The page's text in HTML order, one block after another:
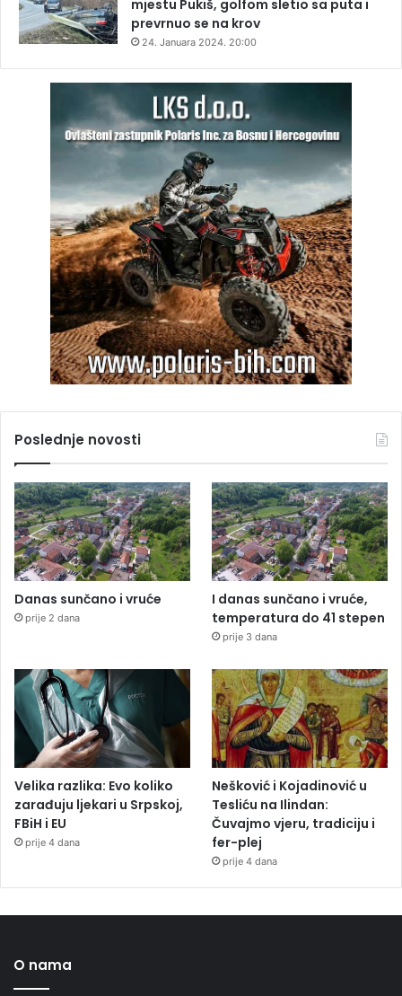
mjestu Pukiš, golfom sletio sa puta i
prevrnuo se na krov
24. Januara 2024. 20:00
Poslednje novosti
Danas sunčano i vruće
prije 2 dana
I danas sunčano i vruće,
temperatura do 41 stepen
prije 3 dana
Velika razlika: Evo koliko
zarađuju ljekari u Srpskoj,
FBiH i EU
prije 4 dana
Nešković i Kojadinović u
Tesliću na Ilindan:
Čuvajmo vjeru, tradiciju i
fer-plej
prije 4 dana
O nama